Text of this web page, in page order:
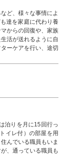
ど、様々な事情によ
達を家庭に代わり養
からの回復や、家族
活が送れるように自
ーケアを行い、途切
泊りを月に15回行っ
イレ付）の部屋を用
んでいる職員もいま
、通っている職員も